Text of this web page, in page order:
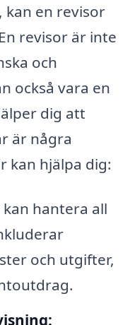
kan en revisor
revisor är inte
och
också vara en
dig att
är några
kan hjälpa dig:
kan hantera all
och utgifter,